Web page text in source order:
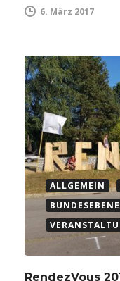
6. März 2017
ALLGEMEIN
BUNDESEBENE
RendezVous